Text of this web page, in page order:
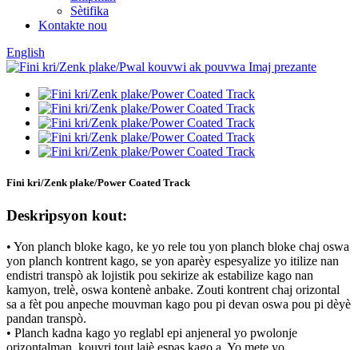
Sètifika
Kontakte nou
English
Fini kri/Zenk plake/Power Coated Track
Deskripsyon kout:
• Yon planch bloke kago, ke yo rele tou yon planch bloke chaj oswa
yon planch kontrent kago, se yon aparèy espesyalize yo itilize nan
endistri transpò ak lojistik pou sekirize ak estabilize kago nan
kamyon, trelè, oswa kontenè anbake. Zouti kontrent chaj orizontal
sa a fèt pou anpeche mouvman kago pou pi devan oswa pou pi dèyè
pandan transpò.
• Planch kadna kago yo reglabl epi anjeneral yo pwolonje
orizontalman, kouvri tout lajè espas kago a. Yo mete yo